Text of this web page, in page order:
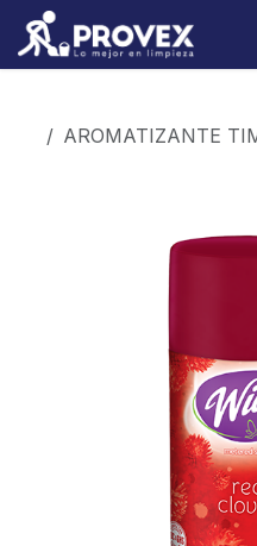
Ir al contenido
AROMATIZANTE